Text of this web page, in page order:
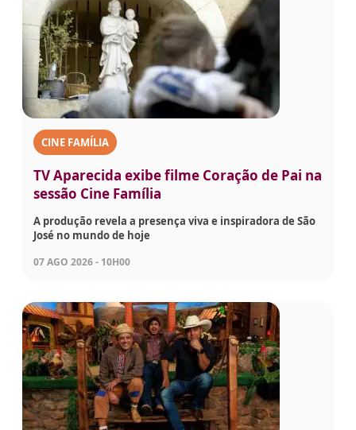
CINE FAMÍLIA
TV Aparecida exibe filme Coração de Pai na
sessão Cine Família
A produção revela a presença viva e inspiradora de São
José no mundo de hoje
07 AGO 2026 - 10H00